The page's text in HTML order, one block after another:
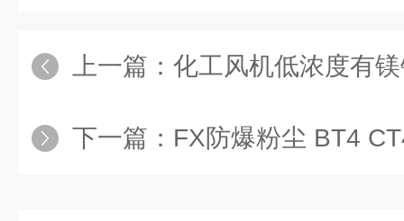
上一篇： 化工风机低浓度有镁铝硫
下一篇： FX防爆粉尘 BT4 CT4大